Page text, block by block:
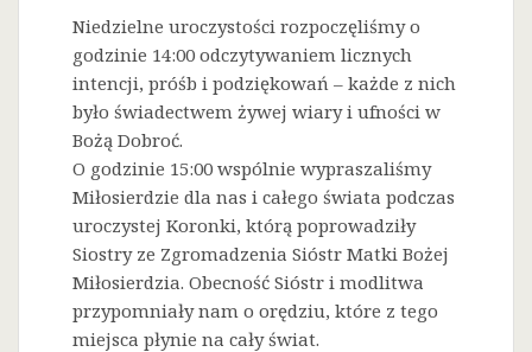
Niedzielne uroczystości rozpoczęliśmy o
godzinie 14:00 odczytywaniem licznych
intencji, próśb i podziękowań – każde z nich
było świadectwem żywej wiary i ufności w
Bożą Dobroć.
O godzinie 15:00 wspólnie wypraszaliśmy
Miłosierdzie dla nas i całego świata podczas
uroczystej Koronki, którą poprowadziły
Siostry ze Zgromadzenia Sióstr Matki Bożej
Miłosierdzia. Obecność Sióstr i modlitwa
przypomniały nam o orędziu, które z tego
miejsca płynie na cały świat.